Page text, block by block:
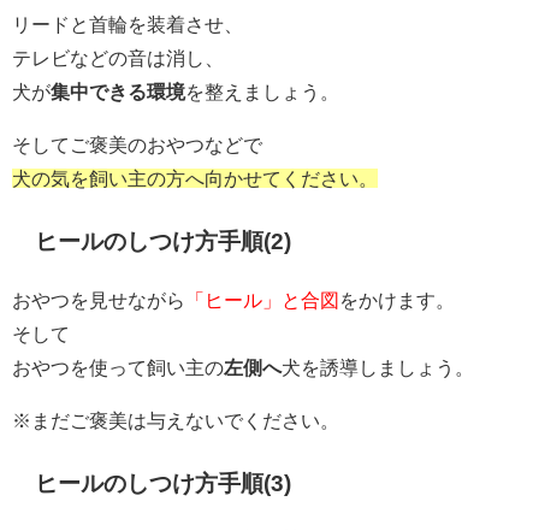
リードと首輪を装着させ、
テレビなどの音は消し、
犬が集中できる環境を整えましょう。
そしてご褒美のおやつなどで
犬の気を飼い主の方へ向かせてください。
ヒールのしつけ方手順(2)
おやつを見せながら 「ヒール」と合図 をかけます。
そして
おやつを使って飼い主の左側へ犬を誘導しましょう。
※まだご褒美は与えないでください。
ヒールのしつけ方手順(3)